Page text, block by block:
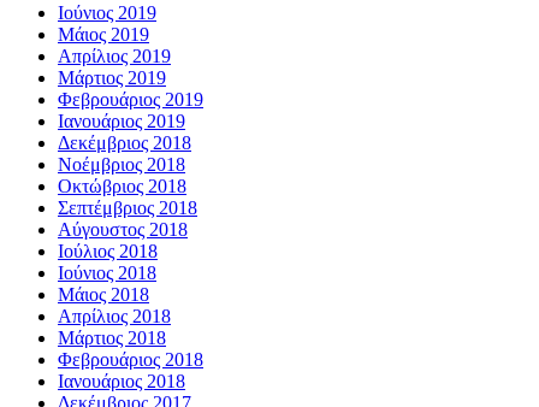
Ιούνιος 2019
Μάιος 2019
Απρίλιος 2019
Μάρτιος 2019
Φεβρουάριος 2019
Ιανουάριος 2019
Δεκέμβριος 2018
Νοέμβριος 2018
Οκτώβριος 2018
Σεπτέμβριος 2018
Αύγουστος 2018
Ιούλιος 2018
Ιούνιος 2018
Μάιος 2018
Απρίλιος 2018
Μάρτιος 2018
Φεβρουάριος 2018
Ιανουάριος 2018
Δεκέμβριος 2017